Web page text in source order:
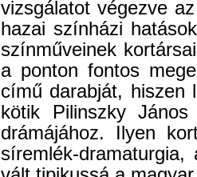
vizsgálatot végezve
hazai színházi
színműveinek
a ponton fontos
című darabját, hiszen
kötik Pilinszky
drámájához. Ilyen
síremlék-